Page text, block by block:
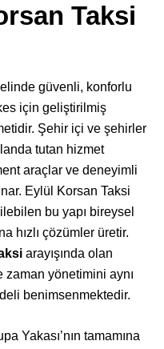
Taksi
güvenli, konforlu
için geliştirilmiş
Şehir içi ve şehirler
tutan hizmet
araçlar ve deneyimli
Eylül Korsan Taksi
bu yapı bireysel
hızlı çözümler üretir.
arayışında olan
zaman yönetimini aynı
benimsenmektedir.
Yakası’nın tamamına